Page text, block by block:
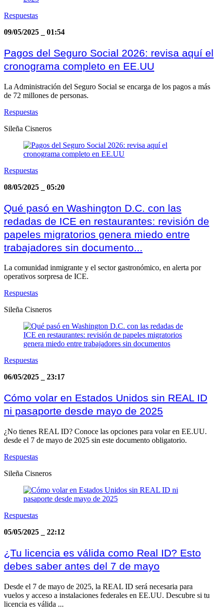
Respuestas
09/05/2025
01:54
Pagos del Seguro Social 2026: revisa aquí el
cronograma completo en EE.UU
La Administración del Seguro Social se encarga de los pagos a más
de 72 millones de personas.
Respuestas
Sileña Cisneros
Respuestas
08/05/2025
05:20
Qué pasó en Washington D.C. con las
redadas de ICE en restaurantes: revisión de
papeles migratorios genera miedo entre
trabajadores sin documento...
La comunidad inmigrante y el sector gastronómico, en alerta por
operativos sorpresa de ICE.
Respuestas
Sileña Cisneros
Respuestas
06/05/2025
23:17
Cómo volar en Estados Unidos sin REAL ID
ni pasaporte desde mayo de 2025
¿No tienes REAL ID? Conoce las opciones para volar en EE.UU.
desde el 7 de mayo de 2025 sin este documento obligatorio.
Respuestas
Sileña Cisneros
Respuestas
05/05/2025
22:12
¿Tu licencia es válida como Real ID? Esto
debes saber antes del 7 de mayo
Desde el 7 de mayo de 2025, la REAL ID será necesaria para
vuelos y acceso a instalaciones federales en EE.UU. Descubre si tu
licencia es válida ...